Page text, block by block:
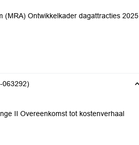
(MRA) Ontwikkelkader dagattracties 2025
063292)
II Overeenkomst tot kostenverhaal